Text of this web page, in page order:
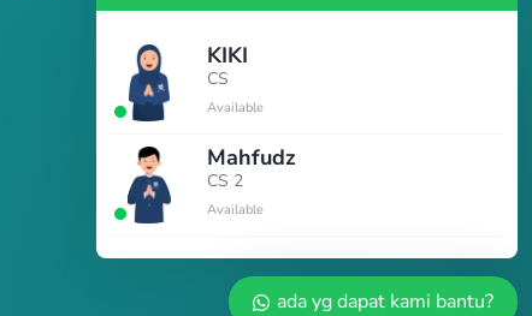
KIKI
CS
Available
Mahfudz
CS 2
Available
ada yg dapat kami bantu?